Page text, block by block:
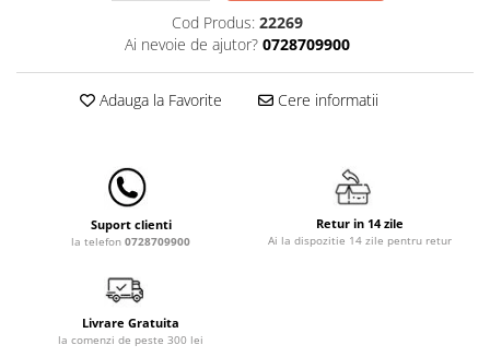
Saltele de infasat
Cod Produs: 22269
Ai nevoie de ajutor? 0728709900
Adauga la Favorite Cere informatii
Suport clienti
la telefon 0728709900
Retur in 14 zile
Ai la dispozitie 14 zile pentru retur
Livrare Gratuita
la comenzi de peste 300 lei